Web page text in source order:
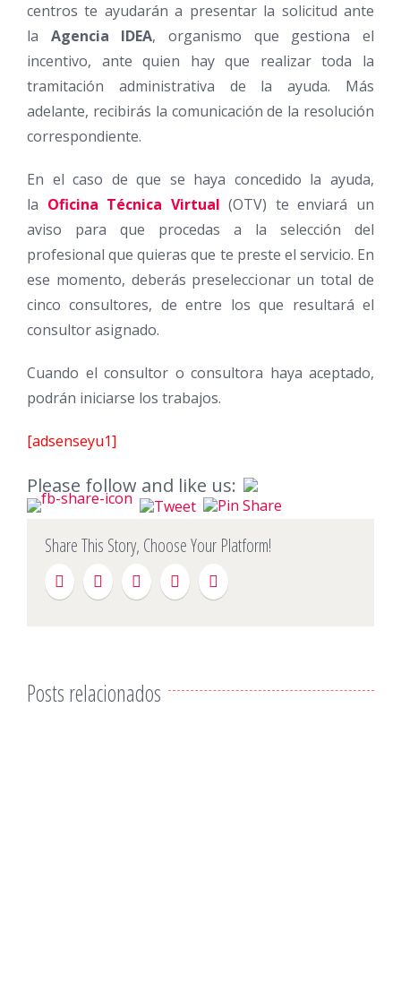
centros te ayudarán a presentar la solicitud ante
la Agencia IDEA, organismo que gestiona el
incentivo, ante quien hay que realizar toda la
tramitación administrativa de la ayuda. Más
adelante, recibirás la comunicación de la resolución
correspondiente.
En el caso de que se haya concedido la ayuda,
la Oficina Técnica Virtual (OTV) te enviará un
aviso para que procedas a la selección del
profesional que quieras que te preste el servicio. En
ese momento, deberás preseleccionar un total de
cinco consultores, de entre los que resultará el
consultor asignado.
Cuando el consultor o consultora haya aceptado,
podrán iniciarse los trabajos.
[adsenseyu1]
Please follow and like us:
Share This Story, Choose Your Platform!
Posts relacionados